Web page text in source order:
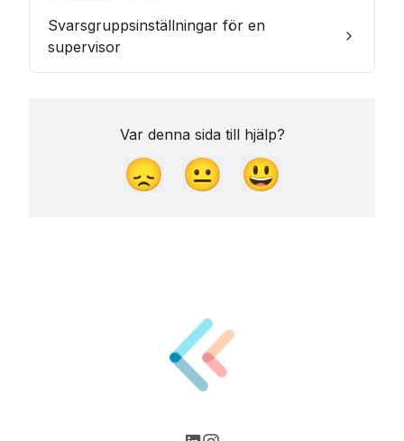
Svarsgruppsinställningar för en
supervisor
Var denna sida till hjälp?
😞 😐 😃